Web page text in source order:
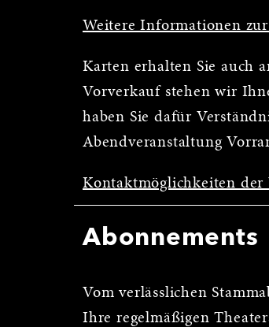
Weitere Informationen
Karten erhalten Sie auch
Vorverkauf stehen wir
haben Sie dafür
Abendveranstaltung
Kontaktmöglichkeiten der
Abonnements
Vom verlässlichen
Ihre regelmäßigen